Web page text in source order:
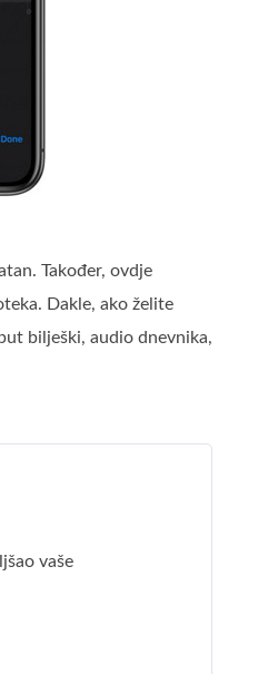
Također, ovdje
Dakle, ako želite
bilješki, audio dnevnika,
vaše